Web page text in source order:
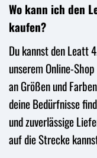
Wo kann ich den
kaufen?
Du kannst den Leatt
unserem Online-
an Größen und
deine Bedürfnisse
und zuverlässige
auf die Strecke